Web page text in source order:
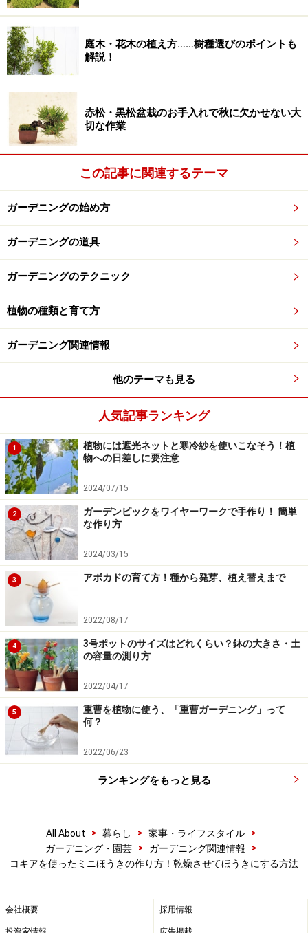
コキアのほうき、作り方
チリチリになった枯れた葉や、種を落としておく
収穫したコキアは2～3日陰干ししてから枯葉や種、弱い
茎などをはらい落としておきます。園芸フォークなどを
使って梳くと、良く落ちますよ。立派に育ったコキアは
作業をすると案外やせてしまうもの。がっしりしたホウ
キを作りたいときは、数株まとめて柄をつけることにな
一方、間引きされないまま育ったものは、一本一本がヒ
ョロヒョロだったりします。そんなコキアはたくさん束
にしてホウキの形にまとめていきましょう。
1.太い木質化した茎は、半
分くらい削ぐと柄に留めや
すくなります
2.柄となる木の枝には、木
工用ボンドを塗っておきま
す
3.柄にぐるりとコキアの茎
を添えて、タコ糸で仮止め
しておきます
と、糸を締め上げるように
して留めます
手順3.で仮止めした後、隙間に更にコキアの茎を差し込
んでいくとしっかりします。4.で巻きつけた糸は固く玉
結びをして、糸端は茎の間に押し込んでおくとほつれま
せん。
が気になる場合は、筒状に縫った布を柄の方から通し
て、ラフィアなどで結んでも可愛いですね。レースをあ
しらったり、ボタンを飾ったり、お好みでどうぞ。
ガーデニングにも使えるコキアのミニほう
庭木・花木の植え方……樹種選びのポイントも
解説！
赤松・黒松盆栽のお手入れで秋に欠かせない大
切な作業
この記事に関連するテーマ
ガーデニングの始め方
ガーデニングの道具
ガーデニングのテクニック
植物の種類と育て方
ガーデニング関連情報
他のテーマも見る
人気記事ランキング
1
植物には遮光ネットと寒冷紗を使いこなそう！植
物への日差しに要注意
2024/07/15
2
ガーデンピックをワイヤーワークで手作り！ 簡単
な作り方
2024/03/15
3 アボカドの育て方！種から発芽、植え替えまで
2022/08/17
4
3号ポットのサイズはどれくらい？鉢の大きさ・土
の容量の測り方
2022/04/17
5
重曹を植物に使う、「重曹ガーデニング」って
何？
2022/06/23
ランキングをもっと見る
All About > 暮らし > 家事・ライフスタイル
>
ガーデニング・園芸
> ガーデニング関連情報
>
コキアを使ったミニほうきの作り方！乾燥させてほうきにする方法
会社概要 採用情報